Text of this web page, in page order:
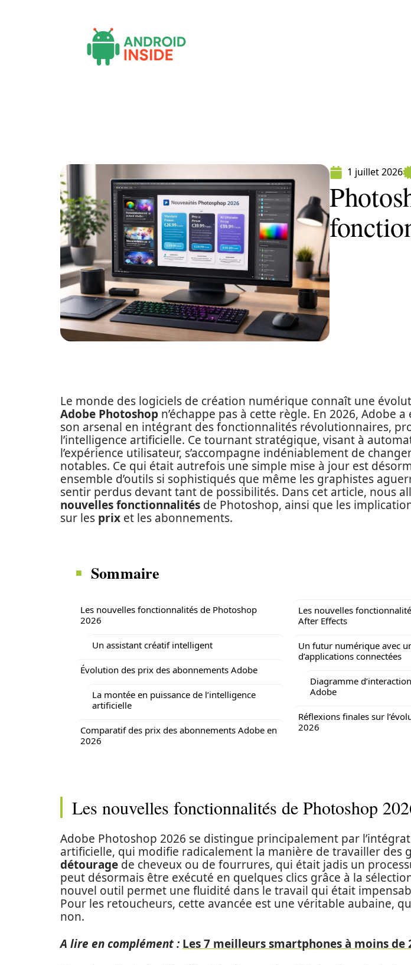
1 juillet 2026
Le monde des logiciels de création numérique connaît une
Adobe Photoshop n’échappe pas à cette règle. En 2026, Adobe
son arsenal en intégrant des fonctionnalités révolutionnaires,
l’intelligence artificielle. Ce tournant stratégique, visant à
l’expérience utilisateur, s’accompagne indéniablement de
notables. Ce qui était autrefois une simple mise à jour est
ensemble d’outils si sophistiqués que même les graphistes
sentir perdus devant tant de possibilités. Dans cet article, nous
nouvelles fonctionnalités de Photoshop, ainsi que les
sur les prix et les abonnements.
Sommaire
Les nouvelles fonctionnalités de Photoshop
2026
Un assistant créatif intelligent
Évolution des prix des abonnements Adobe
La montée en puissance de l’intelligence
artificielle
Comparatif des prix des abonnements Adobe en
2026
Les nouvelles
After Effects
Un futur numérique avec
d’applications connectées
Diagramme
Adobe
Réflexions finales sur
2026
Les nouvelles fonctionnalités de Photoshop
Adobe Photoshop 2026 se distingue principalement par
artificielle, qui modifie radicalement la manière de travailler des
détourage de cheveux ou de fourrures, qui était jadis un
peut désormais être exécuté en quelques clics grâce à la
nouvel outil permet une fluidité dans le travail qui était
Pour les retoucheurs, cette avancée est une véritable aubaine,
non.
A lire en complément : Les 7 meilleurs smartphones à moins de